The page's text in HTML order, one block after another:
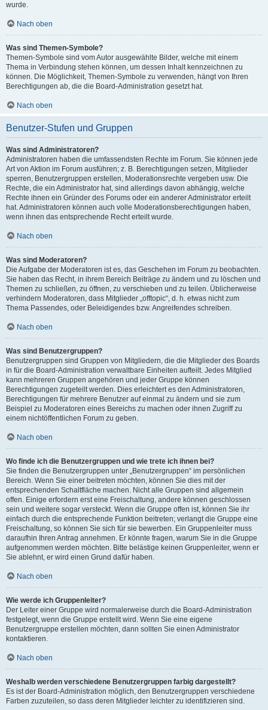
wurde.
Nach oben
Was sind Themen-Symbole?
Themen-Symbole sind vom Autor ausgewählte Bilder, welche mit einem
Thema in Verbindung stehen können, um dessen Inhalt kennzeichnen zu
können. Die Möglichkeit, Themen-Symbole zu verwenden, hängt von Ihren
Berechtigungen ab, die die Board-Administration gesetzt hat.
Nach oben
Benutzer-Stufen und Gruppen
Was sind Administratoren?
Administratoren haben die umfassendsten Rechte im Forum. Sie können jede
Art von Aktion im Forum ausführen; z. B. Berechtigungen setzen, Mitglieder
sperren, Benutzergruppen erstellen, Moderationsrechte vergeben usw. Die
Rechte, die ein Administrator hat, sind allerdings davon abhängig, welche
Rechte ihnen ein Gründer des Forums oder ein anderer Administrator erteilt
hat. Administratoren können auch volle Moderationsberechtigungen haben,
wenn ihnen das entsprechende Recht erteilt wurde.
Nach oben
Was sind Moderatoren?
Die Aufgabe der Moderatoren ist es, das Geschehen im Forum zu beobachten.
Sie haben das Recht, in ihrem Bereich Beiträge zu ändern und zu löschen und
Themen zu schließen, zu öffnen, zu verschieben und zu teilen. Üblicherweise
verhindern Moderatoren, dass Mitglieder „offtopic“, d. h. etwas nicht zum
Thema Passendes, oder Beleidigendes bzw. Angreifendes schreiben.
Nach oben
Was sind Benutzergruppen?
Benutzergruppen sind Gruppen von Mitgliedern, die die Mitglieder des Boards
in für die Board-Administration verwaltbare Einheiten aufteilt. Jedes Mitglied
kann mehreren Gruppen angehören und jeder Gruppe können
Berechtigungen zugeteilt werden. Dies erleichtert es den Administratoren,
Berechtigungen für mehrere Benutzer auf einmal zu ändern und sie zum
Beispiel zu Moderatoren eines Bereichs zu machen oder ihnen Zugriff zu
einem nichtöffentlichen Forum zu geben.
Nach oben
Wo finde ich die Benutzergruppen und wie trete ich ihnen bei?
Sie finden die Benutzergruppen unter „Benutzergruppen“ im persönlichen
Bereich. Wenn Sie einer beitreten möchten, können Sie dies mit der
entsprechenden Schaltfläche machen. Nicht alle Gruppen sind allgemein
offen. Einige erfordern erst eine Freischaltung, andere können geschlossen
sein und weitere sogar versteckt. Wenn die Gruppe offen ist, können Sie ihr
einfach durch die entsprechende Funktion beitreten; verlangt die Gruppe eine
Freischaltung, so können Sie sich für sie bewerben. Ein Gruppenleiter muss
daraufhin Ihren Antrag annehmen. Er könnte fragen, warum Sie in die Gruppe
aufgenommen werden möchten. Bitte belästige keinen Gruppenleiter, wenn er
Sie ablehnt, er wird einen Grund dafür haben.
Nach oben
Wie werde ich Gruppenleiter?
Der Leiter einer Gruppe wird normalerweise durch die Board-Administration
festgelegt, wenn die Gruppe erstellt wird. Wenn Sie eine eigene
Benutzergruppe erstellen möchten, dann sollten Sie einen Administrator
kontaktieren.
Nach oben
Weshalb werden verschiedene Benutzergruppen farbig dargestellt?
Es ist der Board-Administration möglich, den Benutzergruppen verschiedene
Farben zuzuteilen, so dass deren Mitglieder leichter zu identifizieren sind.